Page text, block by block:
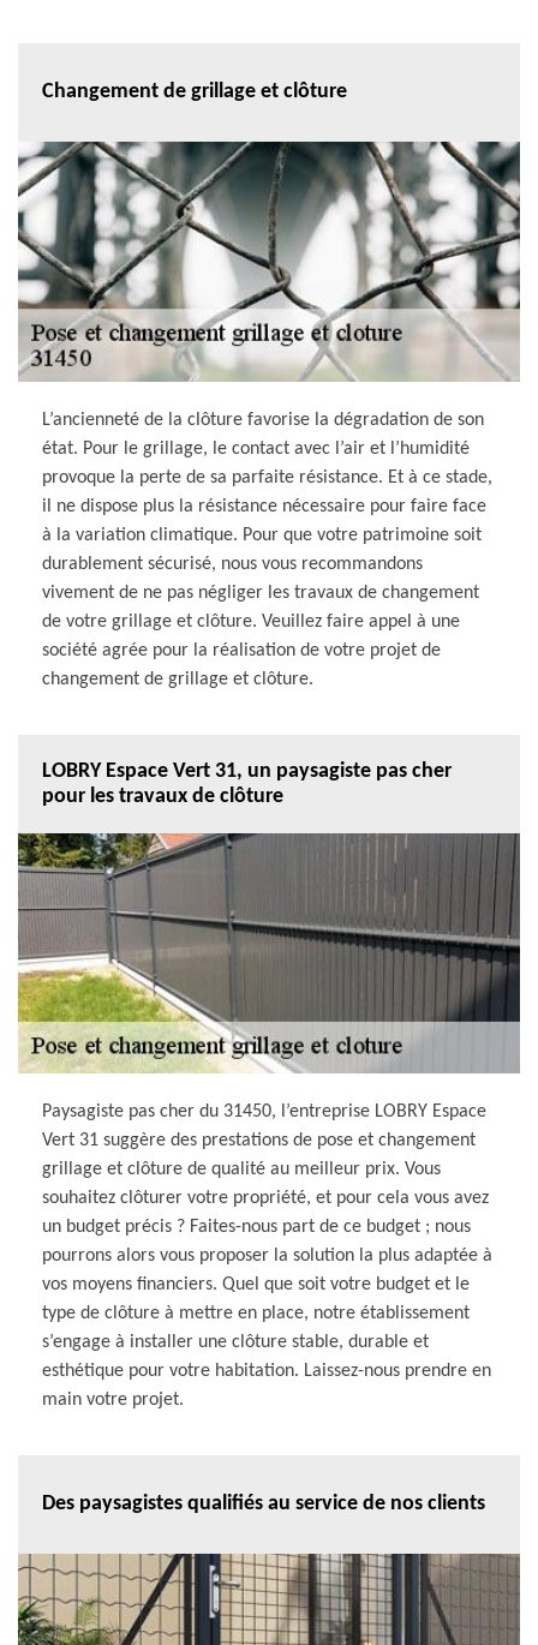
Changement de grillage et clôture
L’ancienneté de la clôture favorise la dégradation de son
état. Pour le grillage, le contact avec l’air et l’humidité
provoque la perte de sa parfaite résistance. Et à ce stade,
il ne dispose plus la résistance nécessaire pour faire face
à la variation climatique. Pour que votre patrimoine soit
durablement sécurisé, nous vous recommandons
vivement de ne pas négliger les travaux de changement
de votre grillage et clôture. Veuillez faire appel à une
société agrée pour la réalisation de votre projet de
changement de grillage et clôture.
LOBRY Espace Vert 31, un paysagiste pas cher
pour les travaux de clôture
Paysagiste pas cher du 31450, l’entreprise LOBRY Espace
Vert 31 suggère des prestations de pose et changement
grillage et clôture de qualité au meilleur prix. Vous
souhaitez clôturer votre propriété, et pour cela vous avez
un budget précis ? Faites-nous part de ce budget ; nous
pourrons alors vous proposer la solution la plus adaptée à
vos moyens financiers. Quel que soit votre budget et le
type de clôture à mettre en place, notre établissement
s’engage à installer une clôture stable, durable et
esthétique pour votre habitation. Laissez-nous prendre en
main votre projet.
Des paysagistes qualifiés au service de nos clients